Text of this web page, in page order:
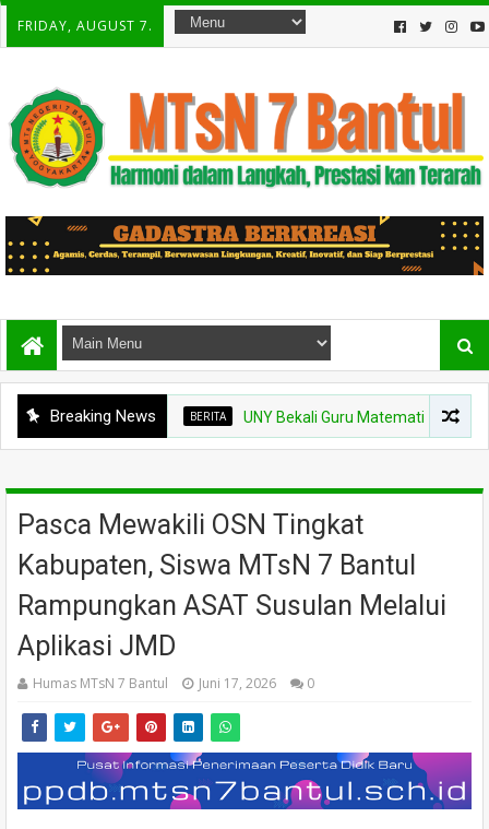
FRIDAY, AUGUST 7.
Breaking NewsBERITA UNY Bekali Guru Matematika MTs se-
Pasca Mewakili OSN Tingkat
Kabupaten, Siswa MTsN 7 Bantul
Rampungkan ASAT Susulan Melalui
Aplikasi JMD
Humas MTsN 7 Bantul Juni 17, 2026 0